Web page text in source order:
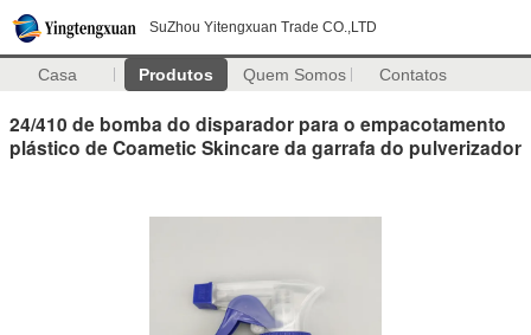
SuZhou Yitengxuan Trade CO.,LTD
Casa Produtos Quem Somos Contatos
24/410 de bomba do disparador para o empacotamento
plástico de Coametic Skincare da garrafa do pulverizador